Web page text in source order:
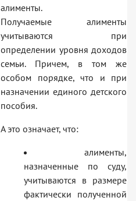
алименты.
Получаемые алименты
учитываются при
определении уровня доходов
семьи. Причем, в том же
особом порядке, что и при
назначении единого детского
пособия.
А это означает, что:
алименты,
назначенные по суду,
учитываются в размере
фактически полученной